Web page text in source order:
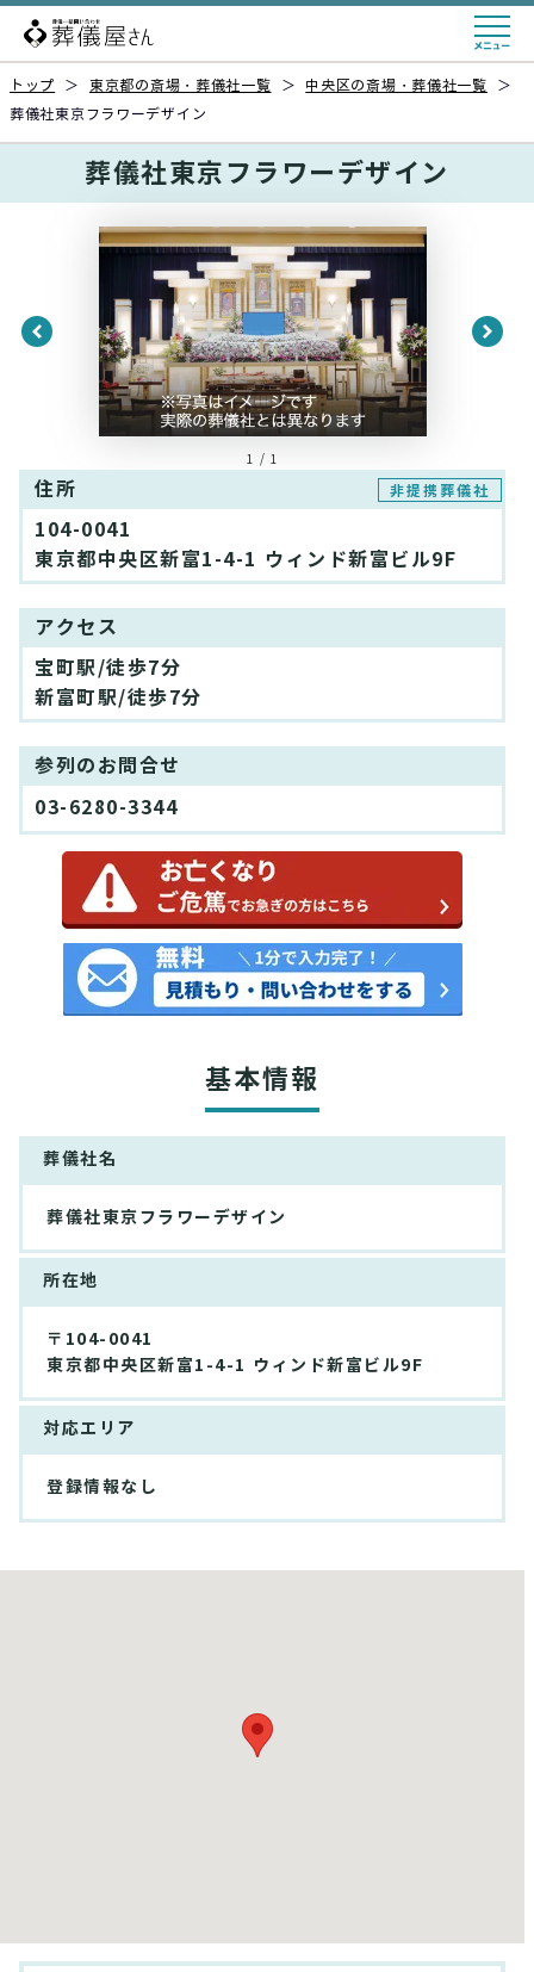
トップ ＞ 東京都の斎場・葬儀社一覧 ＞ 中央区の斎場・葬儀社一覧
＞
葬儀社東京フラワーデザイン
葬儀社東京フラワーデザイン
1 / 1
住所 非提携葬儀社
104-0041
東京都中央区新富1-4-1 ウィンド新富ビル9F
アクセス
宝町駅/徒歩7分
新富町駅/徒歩7分
参列のお問合せ
03-6280-3344
基本情報
葬儀社名
葬儀社東京フラワーデザイン
所在地
〒104-0041
東京都中央区新富1-4-1 ウィンド新富ビル9F
対応エリア
登録情報なし